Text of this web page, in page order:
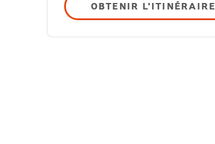
OBTENIR L'ITINÉRAIRE